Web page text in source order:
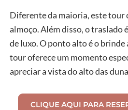
Diferente da maioria, este tour
almoço. Além disso, o traslado
de luxo. O ponto alto é o brinde
tour oferece um momento
apreciar a vista do alto das
CLIQUE AQUI PARA